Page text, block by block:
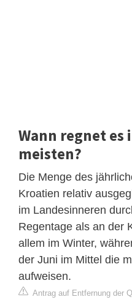
Wann regnet es
meisten?
Die Menge des
Kroatien relativ
im Landesinneren
Regentage als an der
allem im Winter,
der Juni im Mittel die
aufweisen.
Antrag auf Entfernung der